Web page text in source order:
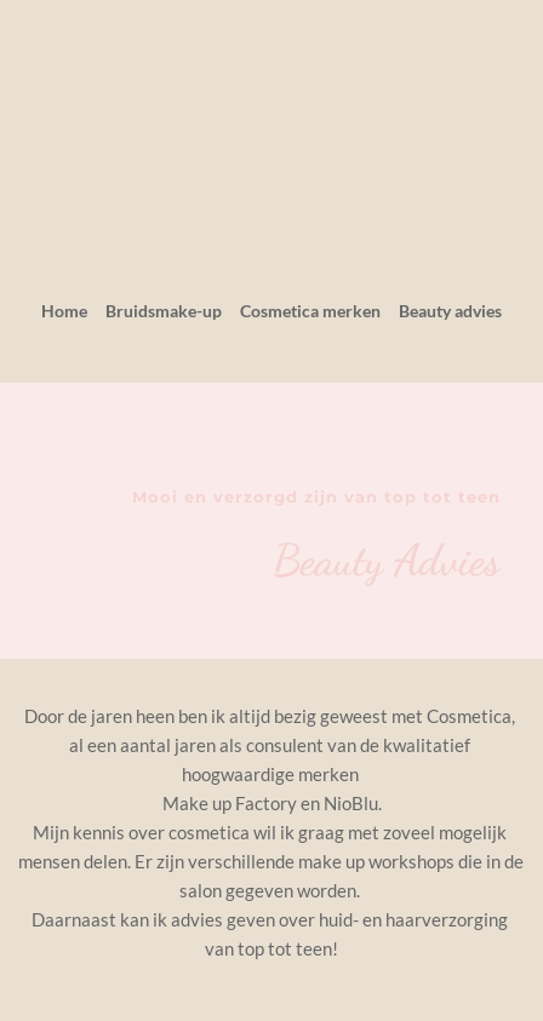
Home Bruidsmake-up Cosmetica merken Beauty advies
Mooi en verzorgd zijn van top tot teen
Beauty Advies
Door de jaren heen ben ik altijd bezig geweest met Cosmetica,
al een aantal jaren als consulent van de kwalitatief
hoogwaardige merken
Make up Factory en NioBlu.
Mijn kennis over cosmetica wil ik graag met zoveel mogelijk
mensen delen. Er zijn verschillende make up workshops die in de
salon gegeven worden.
Daarnaast kan ik advies geven over huid- en haarverzorging
van top tot teen!